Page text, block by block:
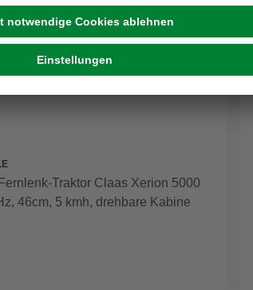
Traktor Claas Xerion 5000
46cm, 5 kmh, drehbare Kabine